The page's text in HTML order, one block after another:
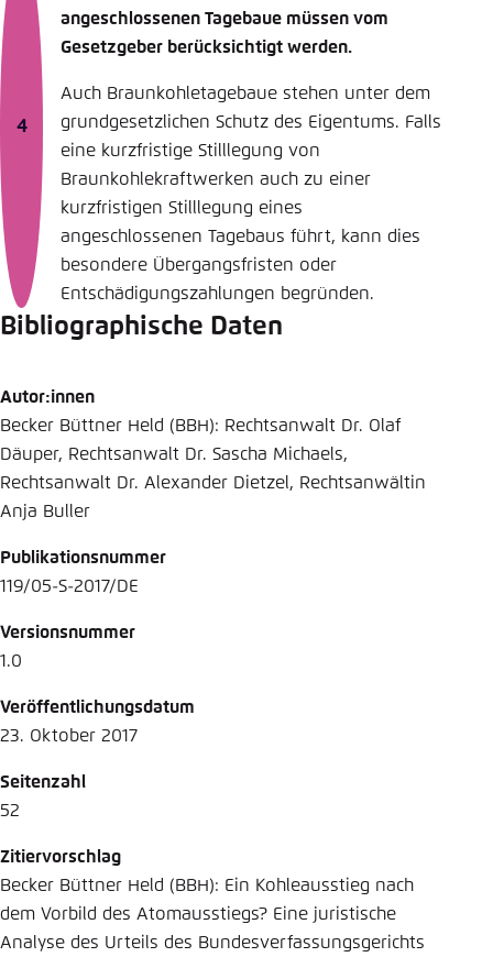
angeschlossenen Tagebaue müssen vom
Gesetzgeber berücksichtigt werden.
Auch Braunkohletagebaue stehen unter dem
grund­gesetzlichen Schutz des Eigentums. Falls
eine kurzfristige Stilllegung von
Braunkohlekraftwerken auch zu einer
kurzfristigen Stilllegung eines
angeschlossenen Tagebaus führt, kann dies
besondere Übergangsfristen oder
Entschädigungszahlungen begründen.
Bibliographische Daten
Autor:innen
Becker Büttner Held (BBH): Rechtsanwalt Dr. Olaf
Däuper, Rechtsanwalt Dr. Sascha Michaels,
Rechtsanwalt Dr. Alexander Dietzel, Rechtsanwältin
Anja Buller
Publikationsnummer
119/05-S-2017/DE
Versionsnummer
1.0
Veröffentlichungsdatum
23. Oktober 2017
Seitenzahl
52
Zitiervorschlag
Becker Büttner Held (BBH): Ein Kohleausstieg nach
dem Vorbild des Atomausstiegs? Eine juristische
Analyse des Urteils des Bundesverfassungsgerichts